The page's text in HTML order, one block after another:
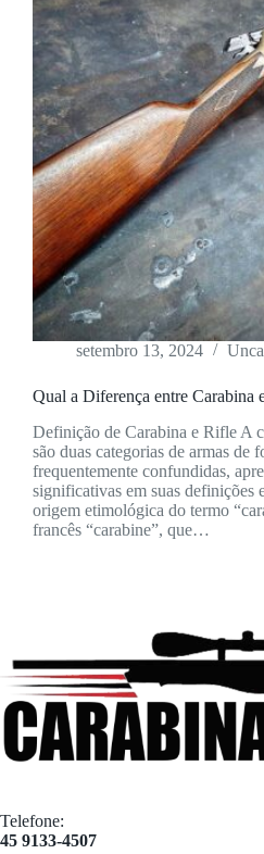
setembro 13, 2024
Qual a Diferença entre Carabina
Definição de Carabina e Rifle A
são duas categorias de armas de
frequentemente confundidas,
significativas em suas definições
origem etimológica do termo
francês “carabine”, que…
Telefone:
45 9133-4507